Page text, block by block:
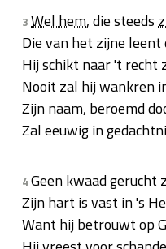
3Wel hem, die steeds
Die van het zijne leent
Hij schikt naar 't recht
Nooit zal hij wankren
Zijn naam, beroemd
Zal eeuwig in
4Geen kwaad gerucht
Zijn hart is vast in 's
Want hij betrouwt op